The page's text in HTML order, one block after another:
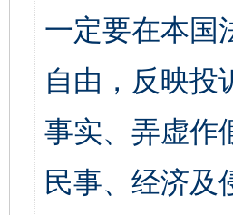
一定要在本国
自由，反映投
事实、弄虚作
民事、经济及